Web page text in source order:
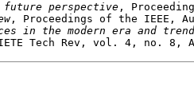
future perspective
in the modern era and